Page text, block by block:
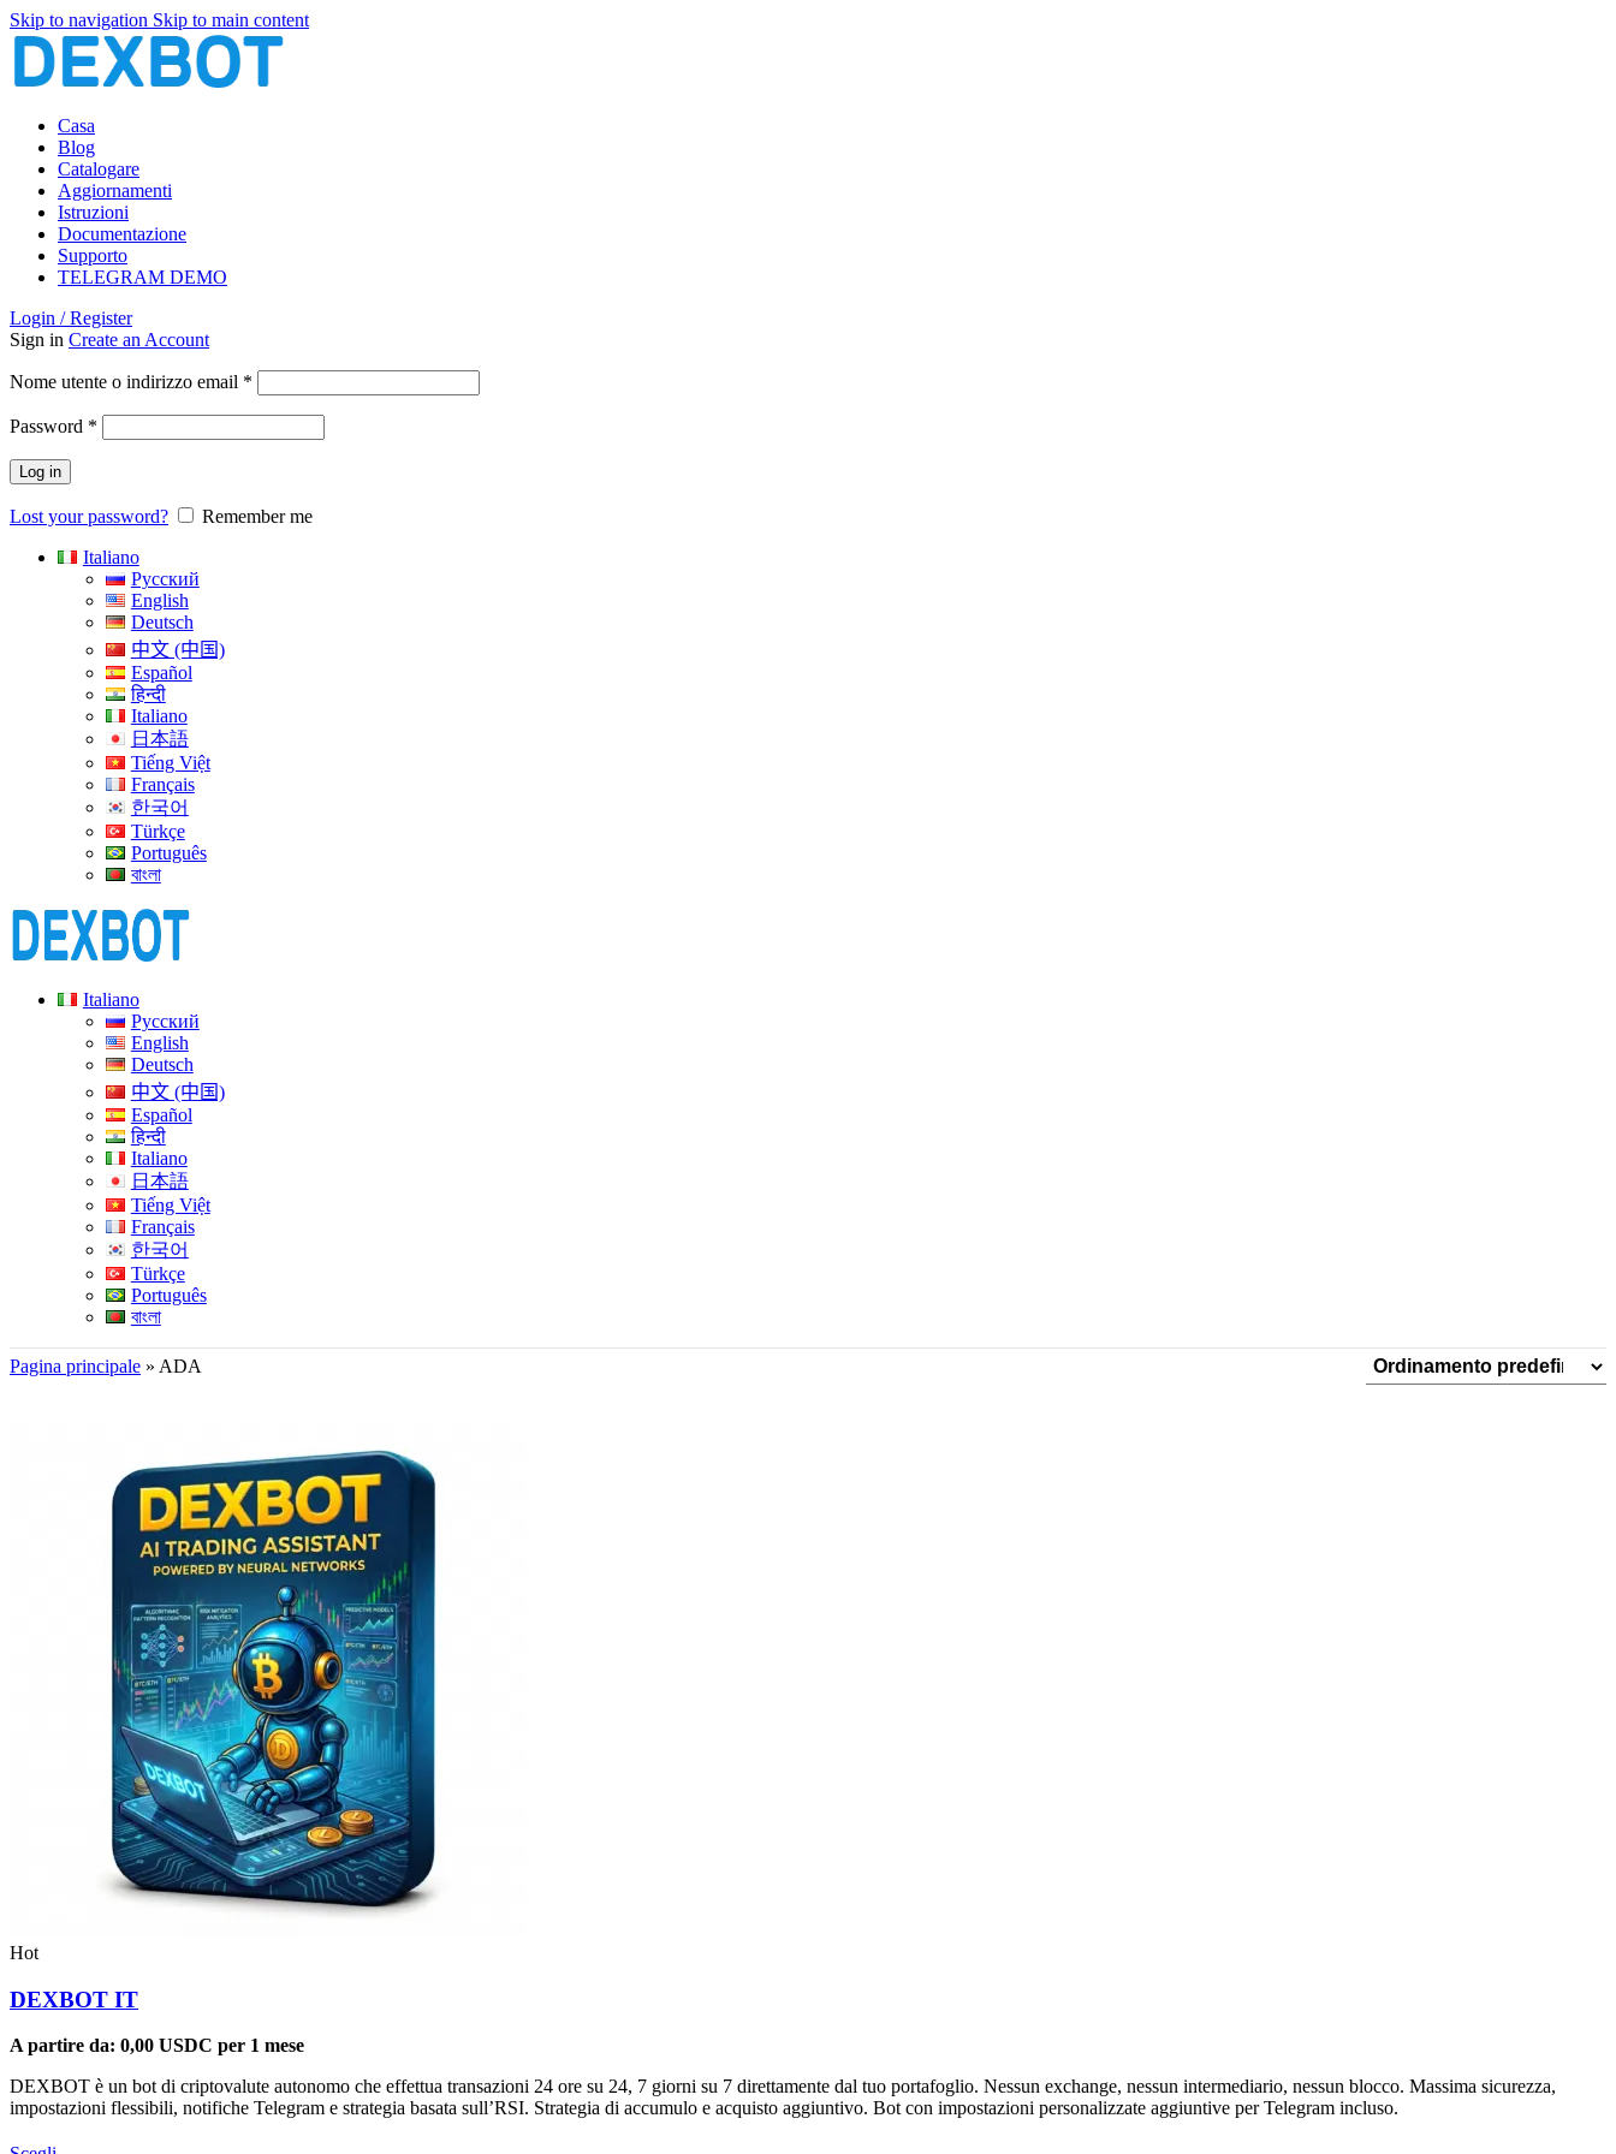
Skip to navigation Skip to main content
Casa
Blog
Catalogare
Aggiornamenti
Istruzioni
Documentazione
Supporto
TELEGRAM DEMO
Login / Register
Sign in Create an Account
Nome utente o indirizzo email *
Password *
Log in
Lost your password?
Remember me
Italiano
Русский
English
Deutsch
中文 (中国)
Español
हिन्दी
Italiano
日本語
Tiếng Việt
Français
한국어
Türkçe
Português
বাংলা
Italiano
Русский
English
Deutsch
中文 (中国)
Español
हिन्दी
Italiano
日本語
Tiếng Việt
Français
한국어
Türkçe
Português
বাংলা
Pagina principale » ADA
Hot
DEXBOT IT
A partire da: 0,00 USDC per 1 mese
DEXBOT è un bot di criptovalute autonomo che effettua transazioni 24 ore su 24, 7 giorni su 7 direttamente dal tuo portafoglio. Nessun exchange, nessun intermediario, nessun blocco. Massima sicurezza,
impostazioni flessibili, notifiche Telegram e strategia basata sull’RSI. Strategia di accumulo e acquisto aggiuntivo. Bot con impostazioni personalizzate aggiuntive per Telegram incluso.